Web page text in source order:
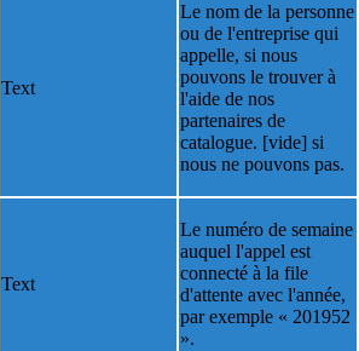
Text
Le nom de la personne
ou de l'entreprise qui
appelle, si nous
pouvons le trouver à
l'aide de nos
partenaires de
catalogue. [vide] si
nous ne pouvons pas.
Text
Le numéro de semaine
auquel l'appel est
connecté à la file
d'attente avec l'année,
par exemple « 201952
».